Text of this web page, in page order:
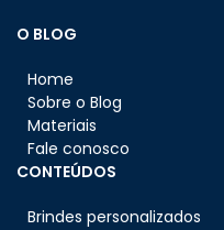
O BLOG
Home
Sobre o Blog
Materiais
Fale conosco
CONTEÚDOS
Brindes personalizados